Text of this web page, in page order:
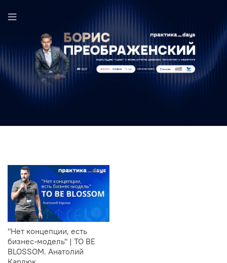
"Нет концепции, есть
бизнес-модель" | TO BE
BLOSSOM. Анатолий